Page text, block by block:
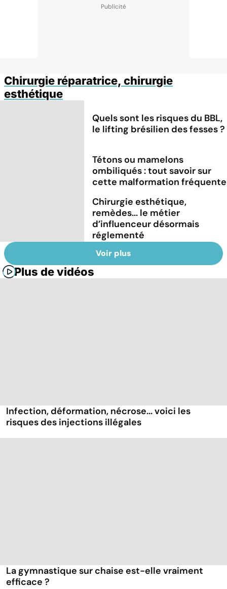
Chirurgie réparatrice, chirurgie
esthétique
Quels sont les risques du BBL,
le lifting brésilien des fesses ?
Tétons ou mamelons
ombiliqués : tout savoir sur
cette malformation fréquente
Chirurgie esthétique,
remèdes... le métier
d’influenceur désormais
réglementé
Voir plus
Plus de vidéos
Infection, déformation, nécrose... voici les
risques des injections illégales
La gymnastique sur chaise est-elle vraiment
efficace ?